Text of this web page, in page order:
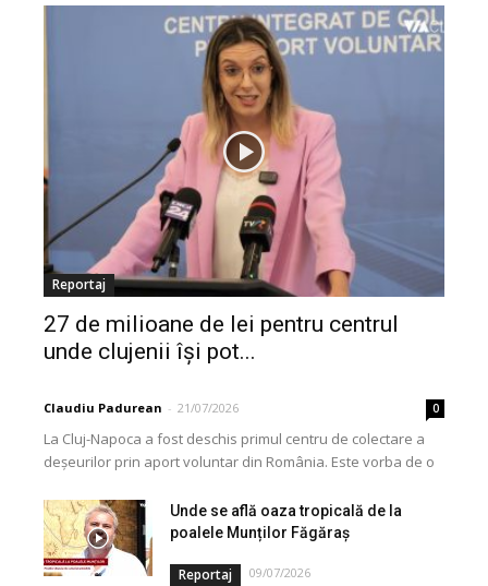
Reportaj
27 de milioane de lei pentru centrul
unde clujenii își pot...
Claudiu Padurean - 21/07/2026 0
La Cluj-Napoca a fost deschis primul centru de colectare a
deșeurilor prin aport voluntar din România. Este vorba de o
Unde se află oaza tropicală de la
poalele Munților Făgăraș
Reportaj 09/07/2026